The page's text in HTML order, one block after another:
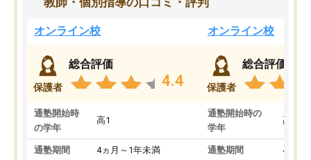
オンライン校
保護者
総合評価
4.4
通塾開始時
の学年
高1
通塾期間 4ヵ月～1年未満
オンライン校
保護者
総合評価
通塾開始時の
学年
高3
通塾期間 4ヵ月